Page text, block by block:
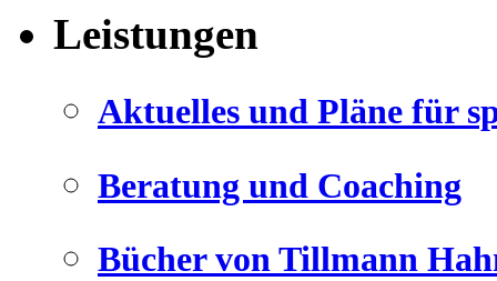
Leistungen
Aktuelles und Pläne für
Beratung und Coaching
Bücher von Tillmann